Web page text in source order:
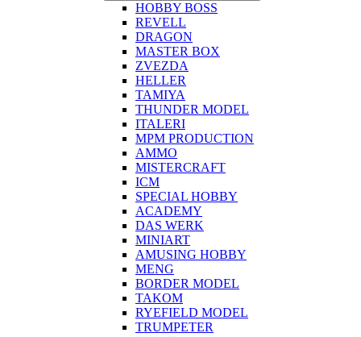
HOBBY BOSS
REVELL
DRAGON
MASTER BOX
ZVEZDA
HELLER
TAMIYA
THUNDER MODEL
ITALERI
MPM PRODUCTION
AMMO
MISTERCRAFT
ICM
SPECIAL HOBBY
ACADEMY
DAS WERK
MINIART
AMUSING HOBBY
MENG
BORDER MODEL
TAKOM
RYEFIELD MODEL
TRUMPETER